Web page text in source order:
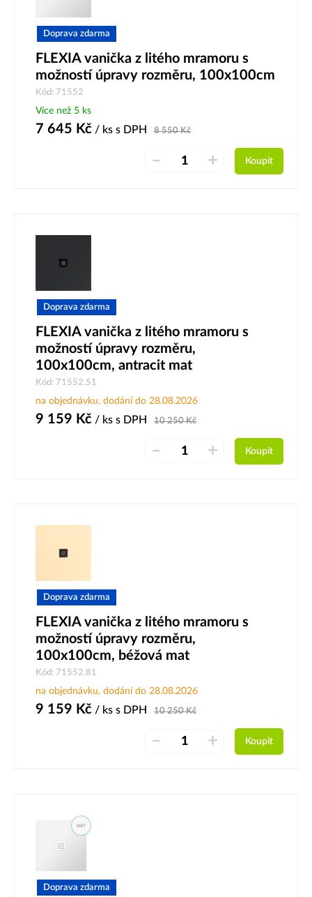
Doprava zdarma
FLEXIA vanička z litého mramoru s
možností úpravy rozměru, 100x100cm
Kód: 71552
Více než 5 ks
7 645 Kč / ks s DPH 8 550Kč
– + Koupit
Doprava zdarma
FLEXIA vanička z litého mramoru s
možností úpravy rozměru,
100x100cm, antracit mat
Kód: 71552.51
na objednávku, dodání do 28.08.2026
9 159 Kč / ks s DPH 10 250Kč
– + Koupit
Doprava zdarma
FLEXIA vanička z litého mramoru s
možností úpravy rozměru,
100x100cm, béžová mat
Kód: 71552.81
na objednávku, dodání do 28.08.2026
9 159 Kč / ks s DPH 10 250Kč
– + Koupit
Doprava zdarma